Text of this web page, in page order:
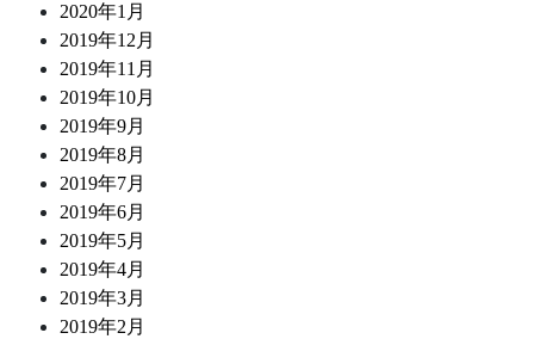
2020年1月
2019年12月
2019年11月
2019年10月
2019年9月
2019年8月
2019年7月
2019年6月
2019年5月
2019年4月
2019年3月
2019年2月